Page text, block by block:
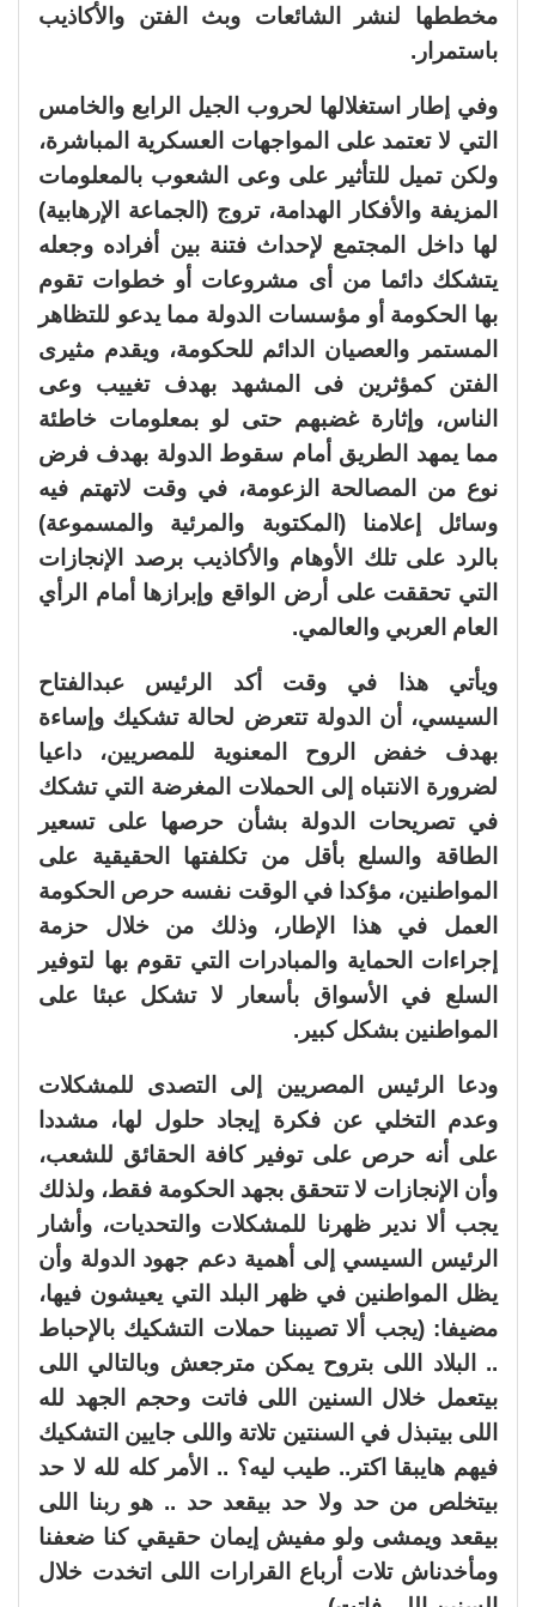
مخططها لنشر الشائعات وبث الفتن والأكاذيب
باستمرار.
وفي إطار استغلالها لحروب الجيل الرابع والخامس
التي لا تعتمد على المواجهات العسكرية المباشرة،
ولكن تميل للتأثير على وعى الشعوب بالمعلومات
المزيفة والأفكار الهدامة، تروج (الجماعة الإرهابية)
لها داخل المجتمع لإحداث فتنة بين أفراده وجعله
يتشكك دائما من أى مشروعات أو خطوات تقوم
بها الحكومة أو مؤسسات الدولة مما يدعو للتظاهر
المستمر والعصيان الدائم للحكومة، ويقدم مثيرى
الفتن كمؤثرين فى المشهد بهدف تغييب وعى
الناس، وإثارة غضبهم حتى لو بمعلومات خاطئة
مما يمهد الطريق أمام سقوط الدولة بهدف فرض
نوع من المصالحة الزعومة، في وقت لاتهتم فيه
وسائل إعلامنا (المكتوبة والمرئية والمسموعة)
بالرد على تلك الأوهام والأكاذيب برصد الإنجازات
التي تحققت على أرض الواقع وإبرازها أمام الرأي
العام العربي والعالمي.
ويأتي هذا في وقت أكد الرئيس عبدالفتاح
السيسي، أن الدولة تتعرض لحالة تشكيك وإساءة
بهدف خفض الروح المعنوية للمصريين، داعيا
لضرورة الانتباه إلى الحملات المغرضة التي تشكك
في تصريحات الدولة بشأن حرصها على تسعير
الطاقة والسلع بأقل من تكلفتها الحقيقية على
المواطنين، مؤكدا في الوقت نفسه حرص الحكومة
العمل في هذا الإطار، وذلك من خلال حزمة
إجراءات الحماية والمبادرات التي تقوم بها لتوفير
السلع في الأسواق بأسعار لا تشكل عبئا على
المواطنين بشكل كبير.
ودعا الرئيس المصريين إلى التصدى للمشكلات
وعدم التخلي عن فكرة إيجاد حلول لها، مشددا
على أنه حرص على توفير كافة الحقائق للشعب،
وأن الإنجازات لا تتحقق بجهد الحكومة فقط، ولذلك
يجب ألا ندير ظهرنا للمشكلات والتحديات، وأشار
الرئيس السيسي إلى أهمية دعم جهود الدولة وأن
يظل المواطنين في ظهر البلد التي يعيشون فيها،
مضيفا: (يجب ألا تصيبنا حملات التشكيك بالإحباط
.. البلاد اللى بتروح يمكن مترجعش وبالتالي اللى
بيتعمل خلال السنين اللى فاتت وحجم الجهد لله
اللى بيتبذل في السنتين تلاتة واللى جايين التشكيك
فيهم هايبقا اكتر.. طيب ليه؟ .. الأمر كله لله لا حد
بيتخلص من حد ولا حد بيقعد حد .. هو ربنا اللى
بيقعد ويمشى ولو مفيش إيمان حقيقي كنا ضعفنا
ومأخدناش تلات أرباع القرارات اللى اتخدت خلال